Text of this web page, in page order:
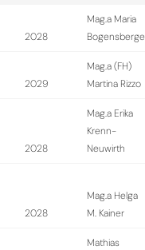
2028
Mag.a Maria
2029
Mag.a (FH)
Martina Rizzo
2028
Mag.a Erika
Krenn-
Neuwirth
2028
Mag.a Helga
M. Kainer
Mathias